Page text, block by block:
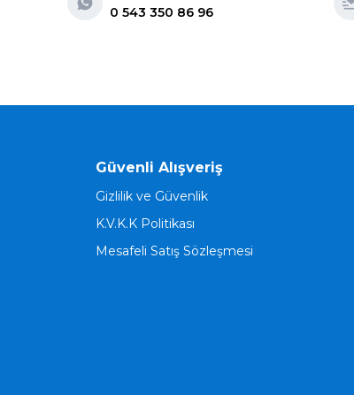
0 543 350 86 96
Güvenli Alışveriş
Gizlilik ve Güvenlik
K.V.K.K Politikası
Mesafeli Satış Sözleşmesi